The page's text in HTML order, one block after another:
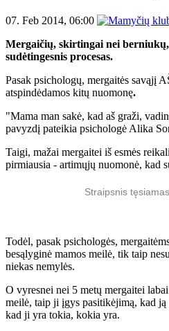
07. Feb 2014, 06:00
Mergaičių, skirtingai nei
sudėtingesnis procesas.
Pasak psichologų, mergaitės savąjį
atspindėdamos kitų nuomonę.
"Mama man sakė, kad aš graži,
pavyzdį pateikia psichologė Alika
Taigi, mažai mergaitei iš esmės
pirmiausia - artimųjų nuomonė, kad
Straipsnis
Todėl, pasak psichologės,
besąlyginė mamos meilė, tik taip
niekas nemylės.
O vyresnei nei 5 metų mergaitei
meilė, taip ji įgys pasitikėjimą, kad
kad ji yra tokia, kokia yra.